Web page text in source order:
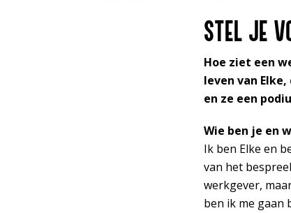
STEL JE
Hoe ziet een
leven van
en ze een
Wie ben je en
Ik ben Elke en
van het
werkgever,
ben ik me gaan